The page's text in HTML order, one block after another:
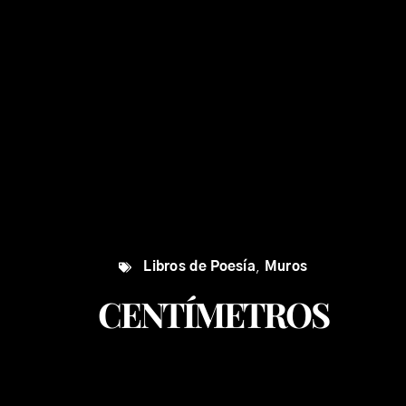
Libros de Poesía Muros
CENTÍMETROS